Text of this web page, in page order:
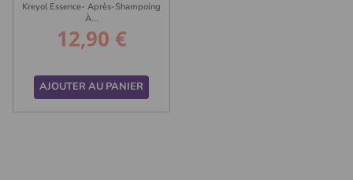
Kreyol Essence- Après-Shampoing
À...
Prix
12,90 €
AJOUTER AU PANIER